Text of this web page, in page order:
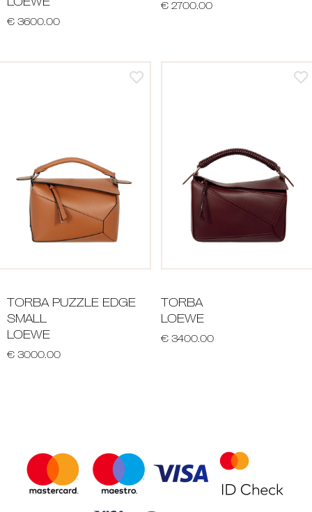
€ 3600.00
€ 2700.00
TORBA PUZZLE EDGE
SMALL
LOEWE
€ 3000.00
TORBA
LOEWE
€ 3400.00